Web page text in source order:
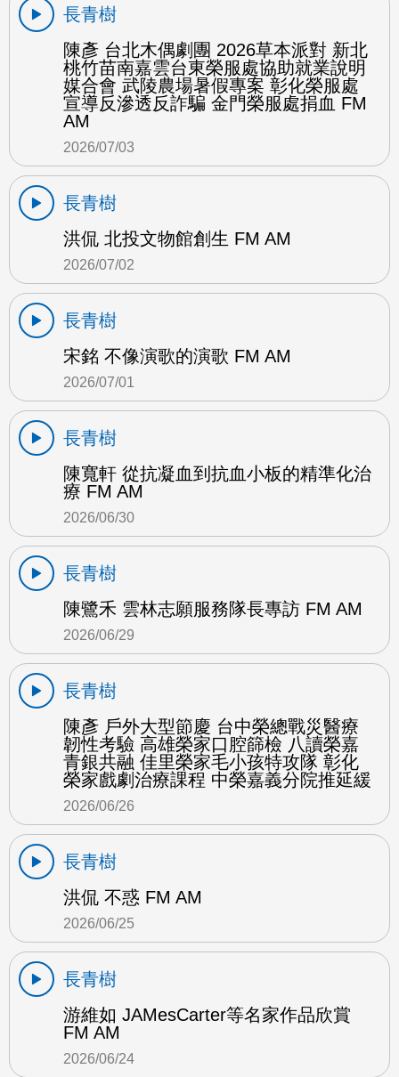
長青樹
陳彥 台北木偶劇團 2026草本派對 新北
桃竹苗南嘉雲台東榮服處協助就業說明
媒合會 武陵農場暑假專案 彰化榮服處
宣導反滲透反詐騙 金門榮服處捐血 FM
AM
2026/07/03
長青樹
洪侃 北投文物館創生 FM AM
2026/07/02
長青樹
宋銘 不像演歌的演歌 FM AM
2026/07/01
長青樹
陳寬軒 從抗凝血到抗血小板的精準化治
療 FM AM
2026/06/30
長青樹
陳鷺禾 雲林志願服務隊長專訪 FM AM
2026/06/29
長青樹
陳彥 戶外大型節慶 台中榮總戰災醫療
韌性考驗 高雄榮家口腔篩檢 八讀榮嘉
青銀共融 佳里榮家毛小孩特攻隊 彰化
榮家戲劇治療課程 中榮嘉義分院推延緩
2026/06/26
長青樹
洪侃 不惑 FM AM
2026/06/25
長青樹
游維如 JAMesCarter等名家作品欣賞
FM AM
2026/06/24